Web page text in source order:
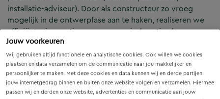
Jouw voorkeuren
Wij gebruiken altijd functionele en analytische cookies. Ook willen we cookies
plaatsen en data verzamelen om de communicatie naar jou makkelijker en
persoonlijker te maken. Met deze cookies en data kunnen wij en derde partijen
jouw internetgedrag binnen en buiten onze website volgen en verzamelen. Hiermee
passen wij en derden onze website, advertenties en communicatie aan jouw
installatie-adviseur). Door als constructeur zo vroeg
mogelijk in de ontwerpfase aan te haken, realiseren we
efficiënte, innovatieve en economisch optimale
constructies — voor zowel nieuwbouw als renovatie.
Onze Expertises en Activiteiten
B&Z Bouwtechniek verzorgt het volledige constructieve